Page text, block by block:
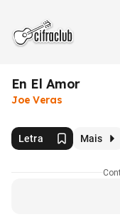
En El Amor
Joe Veras
Letra Mais